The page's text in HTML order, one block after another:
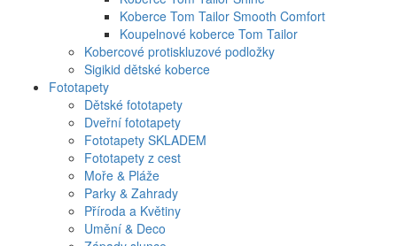
Koberce Tom Tailor Smooth Comfort
Koupelnové koberce Tom Tailor
Kobercové protiskluzové podložky
Sigikid dětské koberce
Fototapety
Dětské fototapety
Dveřní fototapety
Fototapety SKLADEM
Fototapety z cest
Moře & Pláže
Parky & Zahrady
Příroda a Květiny
Umění & Deco